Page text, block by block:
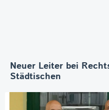
Neuer Leiter bei
Städtischen